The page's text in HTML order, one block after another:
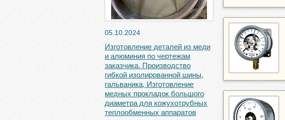
05.10.2024
Изготовление деталей из меди
и алюминия по чертежам
заказчика. Производство
гибкой изолированной шины,
гальваника, Изготовление
медных прокладок большого
диаметра для кожухотрубных
теплообменных аппаратов